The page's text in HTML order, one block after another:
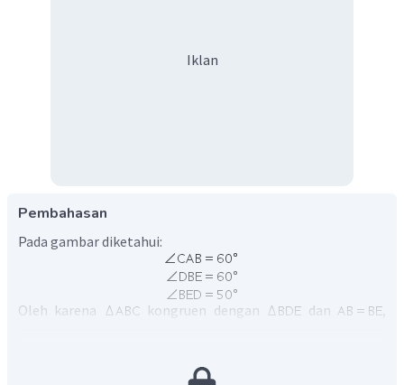
Iklan
Pembahasan
Pada gambar diketahui:
Oleh karena kongruen dengan dan
Ingat bahwa jumlah sudut segitiga adalah